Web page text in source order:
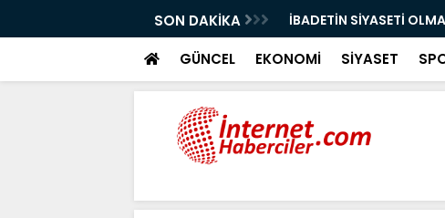
SON DAKİKA
UN MARKASI OLMAYI SÜRDÜRÜYOR İBADETİN SİYASETİ
GÜNCEL EKONOMİ SİYASET